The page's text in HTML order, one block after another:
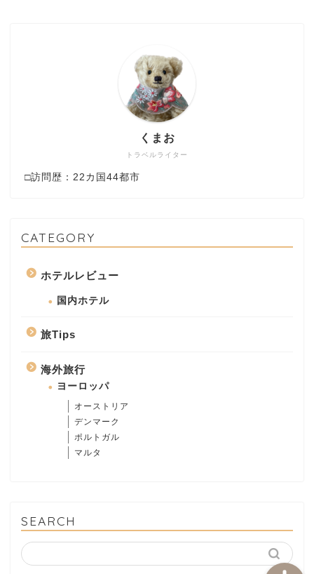
トラベルライター
くまお
□訪問歴：22カ国44都市
CATEGORY
ホテルレビュー
国内ホテル
旅Tips
海外旅行
ヨーロッパ
オーストリア
デンマーク
ポルトガル
マルタ
SEARCH